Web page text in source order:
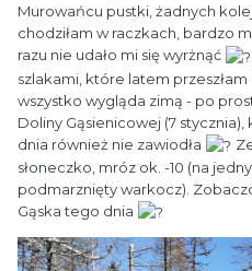
Murowańcu pustki, żadnych
chodziłam w raczkach, bardzo
razu nie udało mi się wyrżnąć
szlakami, które latem
wszystko wygląda zimą - po
Doliny Gąsienicowej (7
dnia również nie zawiodła
słoneczko, mróz ok. -10 (na
podmarznięty warkocz).
Gąska tego dnia